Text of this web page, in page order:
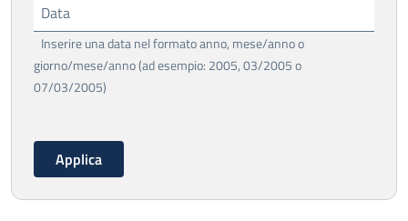
Data
Inserire una data nel formato anno, mese/anno o
giorno/mese/anno (ad esempio: 2005, 03/2005 o
07/03/2005)